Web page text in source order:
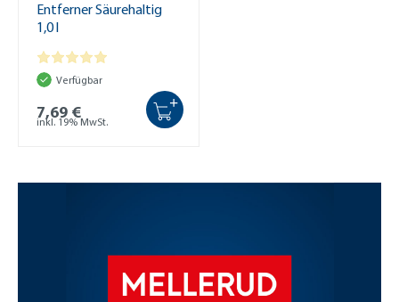
Entferner Säurehaltig
1,0 l
Verfügbar
7,69 €
inkl. 19% MwSt.
+